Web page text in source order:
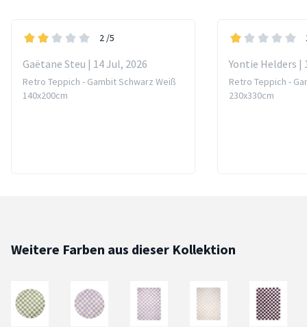
2 /5
Gaëtane Steu | 14 Jul, 2026
Retro Teppich - Gambit Schwarz Weiß
140x200cm
Yontie Helders |
Retro Teppich -
230x330cm
Weitere Farben aus dieser Kollektion